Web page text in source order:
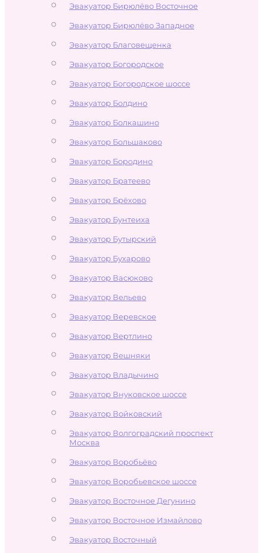
Эвакуатор Бирюлёво Восточное
Эвакуатор Бирюлёво Западное
Эвакуатор Благовещенка
Эвакуатор Богородское
Эвакуатор Богородское шоссе
Эвакуатор Болдино
Эвакуатор Болкашино
Эвакуатор Большаково
Эвакуатор Бородино
Эвакуатор Братеево
Эвакуатор Брёхово
Эвакуатор Бунтеиха
Эвакуатор Бутырский
Эвакуатор Бухарово
Эвакуатор Васюково
Эвакуатор Вельево
Эвакуатор Веревское
Эвакуатор Вертлино
Эвакуатор Вешняки
Эвакуатор Владычино
Эвакуатор Внуковское шоссе
Эвакуатор Войковский
Эвакуатор Волгоградский проспект
Москва
Эвакуатор Воробьёво
Эвакуатор Воробьевское шоссе
Эвакуатор Восточное Дегунино
Эвакуатор Восточное Измайлово
Эвакуатор Восточный